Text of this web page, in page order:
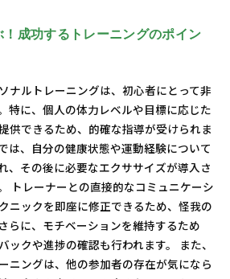
成功するトレーニングのポイン
ナルトレーニングは、初心者にとって非
特に、個人の体力レベルや目標に応じた
供できるため、的確な指導が受けられま
は、自分の健康状態や運動経験について
、その後に必要なエクササイズが導入さ
トレーナーとの直接的なコミュニケーシ
ニックを即座に修正できるため、怪我の
らに、モチベーションを維持するため
ックや進捗の確認も行われます。 また、
ニングは、他の参加者の存在が気になら